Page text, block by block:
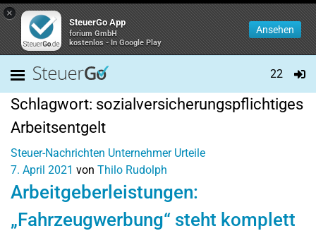
×
SteuerGo App
forium GmbH
kostenlos - In Google Play
Ansehen
22
Schlagwort: sozialversicherungspflichtiges
Arbeitsentgelt
Steuer-Nachrichten Unternehmer Urteile
7. April 2021 von Thilo Rudolph
Arbeitgeberleistungen:
„Fahrzeugwerbung“ steht komplett